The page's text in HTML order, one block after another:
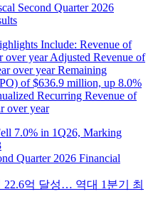
Second Quarter 2026
Include: Revenue of
year Adjusted Revenue of
over year Remaining
of $636.9 million, up 8.0%
Recurring Revenue of
over year
7.0% in 1Q26, Marking
Quarter 2026 Financial
억 달성… 역대 1분기 최